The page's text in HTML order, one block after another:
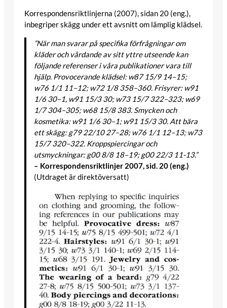
Korrespondensriktlinjerna (2007), sidan 20 (eng.),
inbegriper skägg under ett avsnitt om lämplig klädsel.
”När man svarar på specifika förfrågningar om
kläder och vårdande av sitt yttre utseende kan
följande referenser i våra publikationer vara till
hjälp. Provocerande klädsel: w87 15/9 14–15;
w76 1/1 11–12; w72 1/8 358–360. Frisyrer: w91
1/6 30–1, w91 15/3 30; w73 15/7 322–323; w69
1/7 304–305; w68 15/8 383. Smycken och
kosmetika: w91 1/6 30–1; w91 15/3 30. Att bära
ett skägg: g79 22/10 27–28; w76 1/1 12–13; w73
15/7 320–322. Kroppspiercingar och
utsmyckningar: g00 8/8 18–19; g00 22/3 11-13.”
– Korrespondensriktlinjer 2007, sid. 20 (eng.)
(Utdraget är direktöversatt)